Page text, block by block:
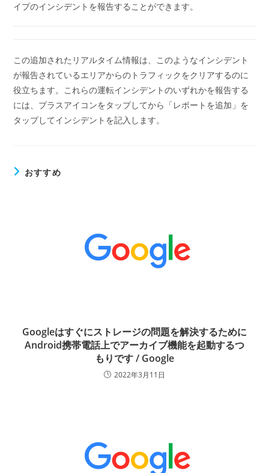
イプのインシデントを報告することができます。
この追加されたリアルタイム情報は、このようなインシデント
が報告されているエリアからのトラフィックをクリアするのに
役立ちます。これらの運転インシデントのいずれかを報告する
には、プラスアイコンをタップしてから「レポートを追加」を
タップしてインシデントを記入します。
おすすめ
Googleはすぐにストレージの問題を解決するために
Android携帯電話上でアーカイブ機能を起動するつ
もりです / Google
2022年3月11日